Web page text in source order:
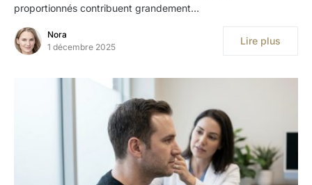
proportionnés contribuent grandement…
Nora
1 décembre 2025
Lire plus